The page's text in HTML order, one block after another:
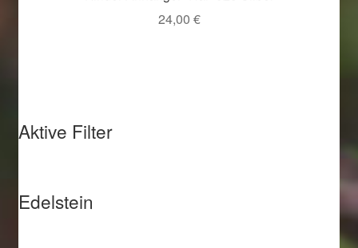
24,00 €
Aktive Filter
Edelstein